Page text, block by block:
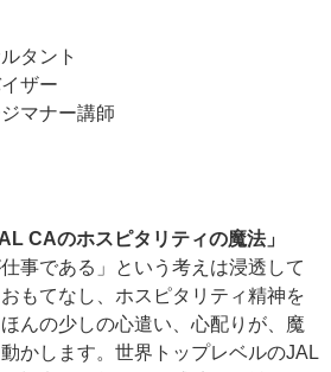
タント
ザー
マナー講師
CAのホスピタリティの魔法」
事である」という考えは浸透して
もてなし、ホスピタリティ精神を
んの少しの心遣い、心配りが、魔
かします。世界トップレベルのJAL